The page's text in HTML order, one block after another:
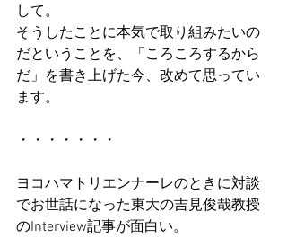
して。
そうしたことに本気で取り組みたいの
だということを、「ころころするから
だ」を書き上げた今、改めて思ってい
ます。
・・・・・・・
ヨコハマトリエンナーレのときに対談
でお世話になった東大の吉見俊哉教授
のInterview記事が面白い。